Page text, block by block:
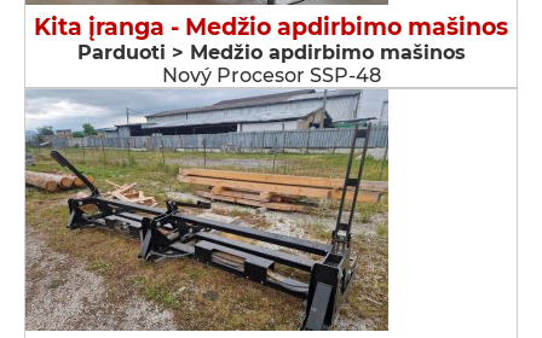
Kita įranga - Medžio apdirbimo mašinos
Parduoti > Medžio apdirbimo mašinos
Nový Procesor SSP-48